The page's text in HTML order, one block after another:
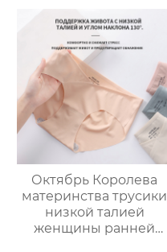
обвисания
беременности
специальный
бюстгальтер женщин
Октябрь Королева
материнства трусики
низкой талией
женщины ранней